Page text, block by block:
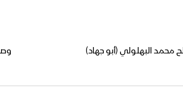
محمد البهلولي (أبو جهاد)